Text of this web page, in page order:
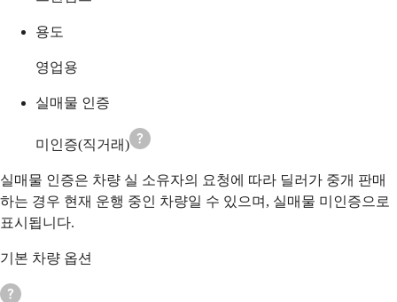
용도
영업용
실매물 인증
미인증(직거래)
실매물 인증은 차량 실 소유자의 요청에 따라 딜러가 중개 판매
하는 경우 현재 운행 중인 차량일 수 있으며, 실매물 미인증으로
표시됩니다.
기본 차량 옵션